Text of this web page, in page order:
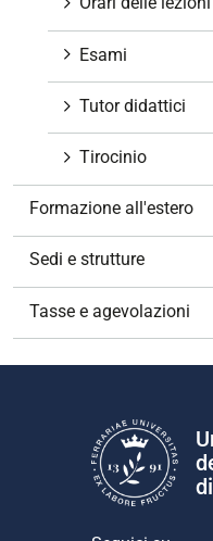
Esami
Tutor didattici
Tirocinio
Formazione all'estero
Sedi e strutture
Tasse e agevolazioni